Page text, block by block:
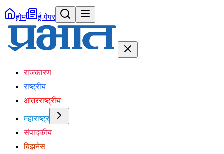
होम ई-पेपर
राजकारण
राष्ट्रीय
आंतरराष्ट्रीय
महाराष्ट्र
संपादकीय
बिझनेस